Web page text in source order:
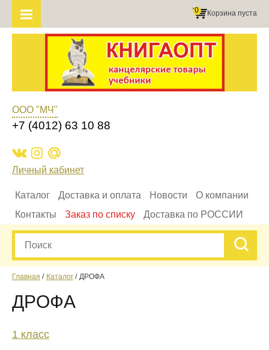
Корзина пуста
0
ООО "МЧ"
+7 (4012) 63 10 88
Личный кабинет
Каталог Доставка и оплата Новости
О компании
Контакты
Заказ по списку Доставка по РОССИИ
Главная Каталог ДРОФА
ДРОФА
1 класс